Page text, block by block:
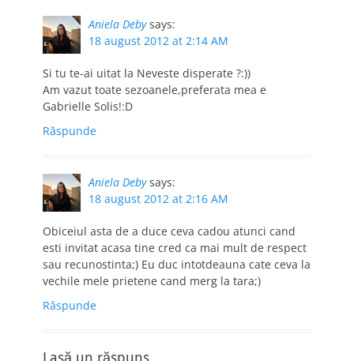
Aniela Deby says:
18 august 2012 at 2:14 AM
Si tu te-ai uitat la Neveste disperate ?:))
Am vazut toate sezoanele,preferata mea e
Gabrielle Solis!:D
Răspunde
Aniela Deby says:
18 august 2012 at 2:16 AM
Obiceiul asta de a duce ceva cadou atunci cand
esti invitat acasa tine cred ca mai mult de respect
sau recunostinta;) Eu duc intotdeauna cate ceva la
vechile mele prietene cand merg la tara;)
Răspunde
Lasă un răspuns